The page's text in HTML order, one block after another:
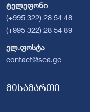
ტელეფონი
(+995 322) 28 54 48
(+995 322) 28 54 89
ელ.ფოსტა
contact@sca.ge
მისამართი